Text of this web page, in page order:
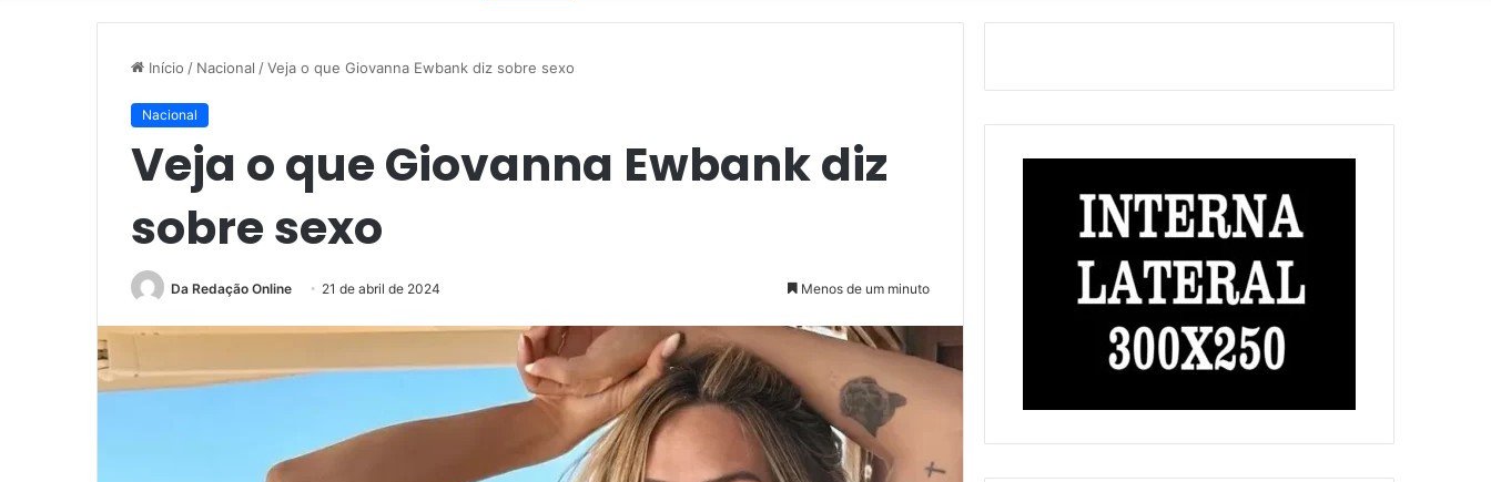
por
Início / Nacional /Veja o que Giovanna Ewbank diz sobre sexo
Nacional
Veja o que Giovanna Ewbank diz
sobre sexo
Da Redação Online 21 de abril de 2024 Menos de um minuto